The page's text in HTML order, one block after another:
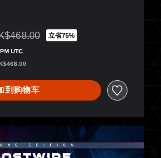
价HK$468.00折扣优惠
立省75%
UTC
到购物车